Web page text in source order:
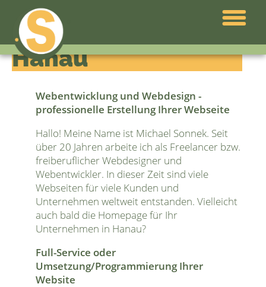
Webdesign
Hanau
Webentwicklung und Webdesign -
professionelle Erstellung Ihrer Webseite
Hallo! Meine Name ist Michael Sonnek. Seit
über 20 Jahren arbeite ich als Freelancer bzw.
freiberuflicher Webdesigner und
Webentwickler. In dieser Zeit sind viele
Webseiten für viele Kunden und
Unternehmen weltweit entstanden. Vielleicht
auch bald die Homepage für Ihr
Unternehmen in Hanau?
Full-Service oder
Umsetzung/Programmierung Ihrer
Website